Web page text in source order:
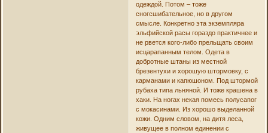
одеждой. Потом – тоже
сногсшибательное, но в другом
смысле. Конкретно эта экземпляра
эльфийской расы гораздо практичнее и
не рвется кого-либо прельщать своим
исцарапанным телом. Одета в
добротные штаны из местной
брезентухи и хорошую штормовку, с
карманами и капюшоном. Под штормой
рубаха типа льняной. И тоже крашена в
хаки. На ногах некая помесь полусапог
с мокасинами. Из хорошо выделанной
кожи. Одним словом, на дитя леса,
живущее в полном единении с